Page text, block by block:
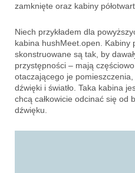
zamknięte oraz kabiny
Niech przykładem dla
kabina hushMeet.open. Kabiny
skonstruowane są tak, by
przystępności – mają
otaczającego je pomieszczenia,
dźwięki i światło. Taka kabina
chcą całkowicie odcinać się od
dźwięku.